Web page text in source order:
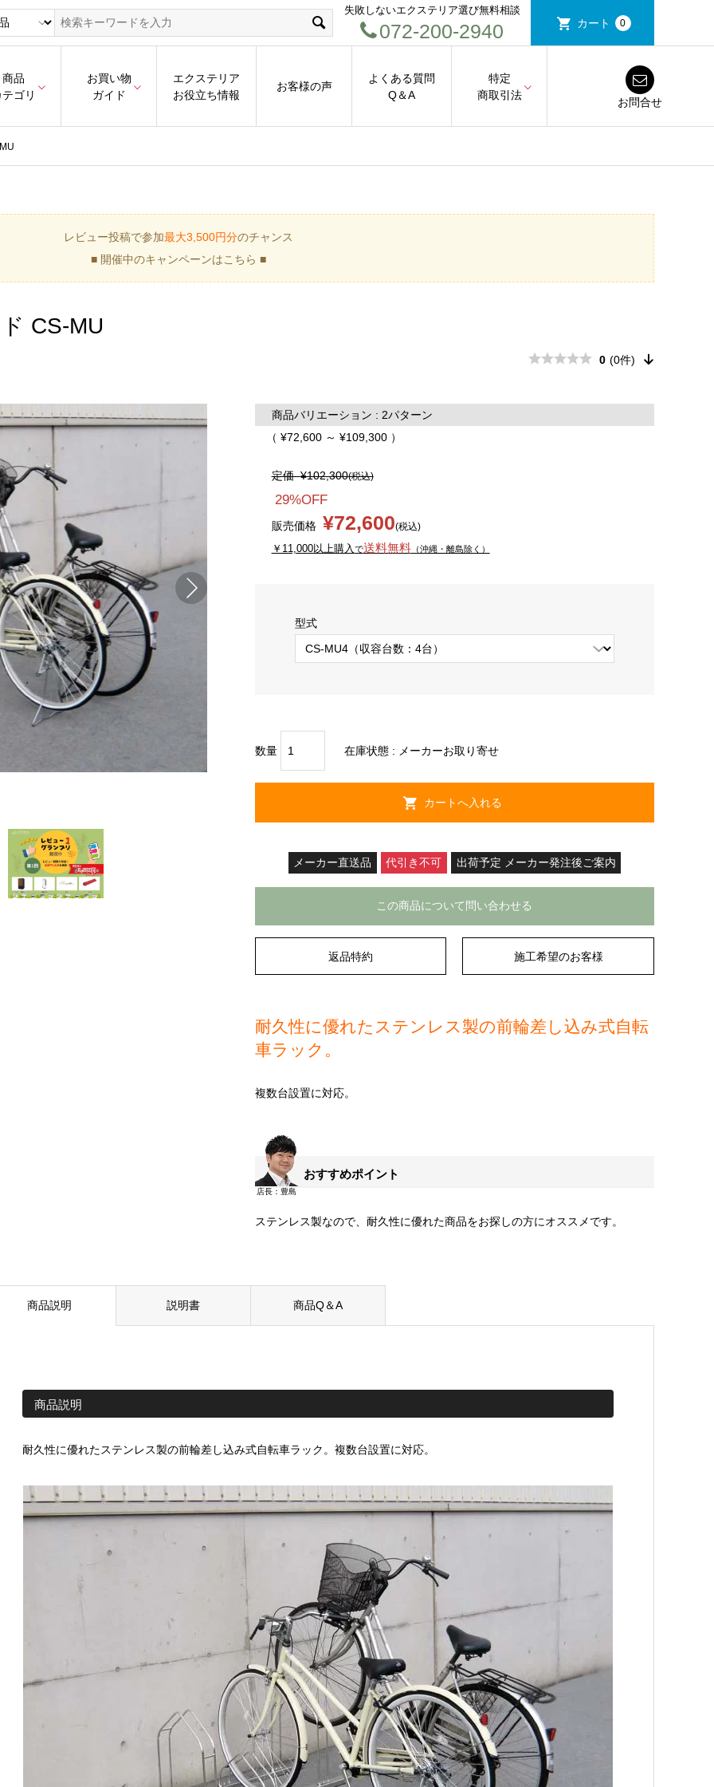
失敗しないエクステリア選び無料相談
072-200-2940 カート 0
商品
ゴリ
お買い物
ガイド
エクステリア
お役立ち情報
お客様の声
よくある質問
Q＆A
特定
商取引法
お問合せ
レビュー投稿で参加最大3,500円分のチャンス
■ 開催中のキャンペーンはこちら ■
CS-MU
0 (0件)
商品バリエーション : 2パターン
（ ¥72,600 ～ ¥109,300 ）
定価¥102,300(税込)
29%OFF
販売価格 ¥72,600(税込)
￥11,000以上購入で送料無料（沖縄・離島除く）
型式
数量 在庫状態 : メーカーお取り寄せ
メーカー直送品 代引き不可 出荷予定 メーカー発注後ご案内
この商品について問い合わせる
返品特約 施工希望のお客様
耐久性に優れたステンレス製の前輪差し込み式自転
車ラック。
複数台設置に対応。
おすすめポイント
ステンレス製なので、耐久性に優れた商品をお探しの方にオススメです。
商品説明 説明書 商品Q＆A
商品説明
耐久性に優れたステンレス製の前輪差し込み式自転車ラック。複数台設置に対応。